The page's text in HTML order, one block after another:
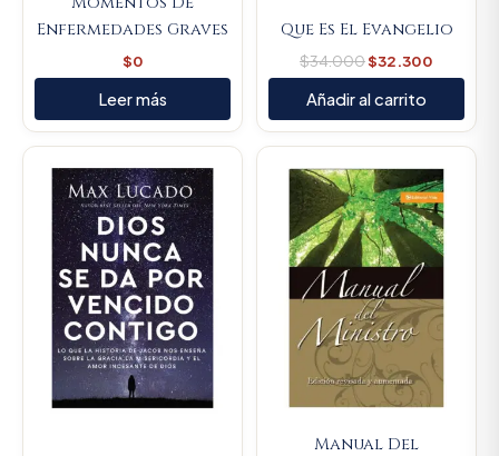
Enfermedades Graves
$0
Leer más
Que Es El Evangelio
$34.000$32.300
Añadir al carrito
price
was:
$70.400.
Current
price
$66.880.
Manual Del
price
was:
$57.200.
Current
price
is: